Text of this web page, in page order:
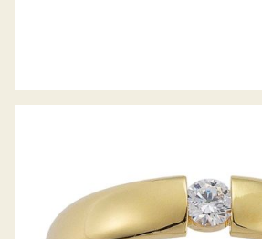
GERSTNER